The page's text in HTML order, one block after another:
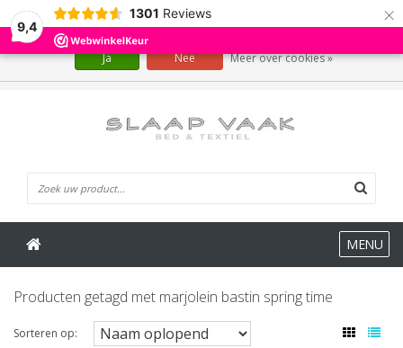
9,4
1301 Reviews ×
MENU
Producten getagd met marjolein bastin spring time
Sorteren op:
Wij slaan cookies op om onze website te verbeteren. Is dat akkoord?
Ja Nee Meer over cookies »